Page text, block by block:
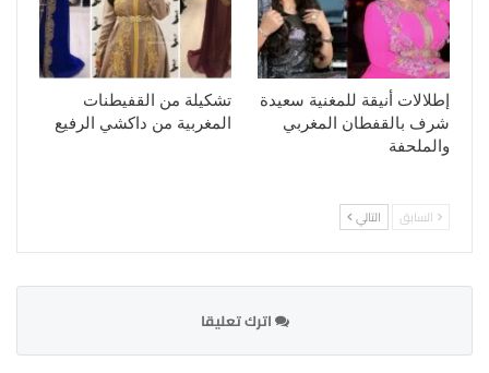
إطلالات أنيقة للمغنية سعيدة
شرف بالقفطان المغربي
والملحفة
تشكيلة من القفيطنات
المغربية من داكشي الرفيع
السابق التالي
اترك تعليقا